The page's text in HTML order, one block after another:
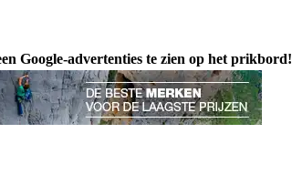
Google-advertenties te zien op het prikbord!